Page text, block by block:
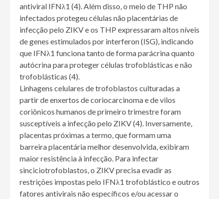
antiviral IFNλ1 (4). Além disso, o meio de THP não
infectados protegeu células não placentárias de
infecção pelo ZIKV e os THP expressaram altos níveis
de genes estimulados por interferon (ISG), indicando
que IFNλ1 funciona tanto de forma parácrina quanto
autócrina para proteger células trofoblásticas e não
trofoblásticas (4).
Linhagens celulares de trofoblastos culturadas a
partir de enxertos de coriocarcinoma e de vilos
coriônicos humanos de primeiro trimestre foram
susceptíveis a infecção pelo ZIKV (4). Inversamente,
placentas próximas a termo, que formam uma
barreira placentária melhor desenvolvida, exibiram
maior resistência à infecção. Para infectar
sinciciotrofoblastos, o ZIKV precisa evadir as
restrições impostas pelo IFNλ1 trofoblástico e outros
fatores antivirais não específicos e/ou acessar o